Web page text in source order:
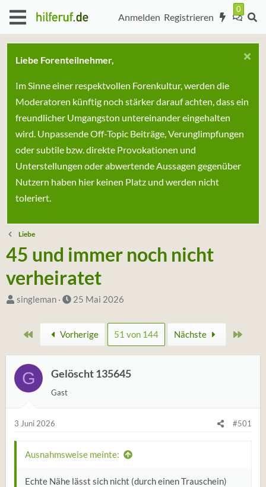
Anmelden Registrieren
Liebe Forenteilnehmer,
Im Sinne einer respektvollen Forenkultur, werden die
Moderatoren künftig noch stärker darauf achten, dass ein
freundlicher Umgangston untereinander eingehalten
wird. Unpassende Off-Topic Beiträge, Verunglimpfungen
oder subtile bzw. direkte Provokationen und
Unterstellungen oder abwertende Aussagen gegenüber
Nutzern haben hier keinen Platz und werden nicht
toleriert.
Liebe
45 und immer noch nicht
verheiratet
S
t
e
r
n
singleman
D
u
m
S
t
25 Mai 2026
Erste Vorherige 51 von 144 Nächste
G Gelöscht 135645
Gast
3 Juni 2026 #501
Ausnahmsweise meinte:
Echte Nähe lässt sich nicht (durch einen Trauschein)